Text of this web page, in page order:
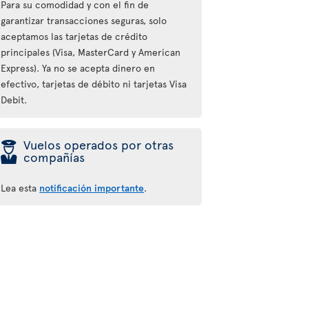
Para su comodidad y con el fin de
garantizar transacciones seguras, solo
aceptamos las tarjetas de crédito
principales (Visa, MasterCard y American
Express). Ya no se acepta dinero en
efectivo, tarjetas de débito ni tarjetas Visa
Debit.
þ Vuelos operados por otras
compañías
Lea esta notificación importante.